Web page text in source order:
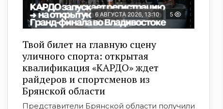
6 АВГУСТА 2026, 13:10 5
Твой билет на главную сцену
уличного спорта: открытая
квалификация «КАРДО» ждет
райдеров и спортсменов из
Брянской области
Представители Брянской области получили